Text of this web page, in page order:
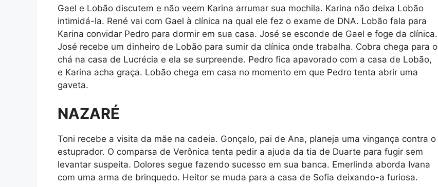
Gael e Lobão discutem e não veem Karina arrumar sua mochila. Karina não deixa Lobão
intimidá-la. René vai com Gael à clínica na qual ele fez o exame de DNA. Lobão fala para
Karina convidar Pedro para dormir em sua casa. José se esconde de Gael e foge da clínica.
José recebe um dinheiro de Lobão para sumir da clínica onde trabalha. Cobra chega para o
chá na casa de Lucrécia e ela se surpreende. Pedro fica apavorado com a casa de Lobão,
e Karina acha graça. Lobão chega em casa no momento em que Pedro tenta abrir uma
gaveta.
NAZARÉ
Toni recebe a visita da mãe na cadeia. Gonçalo, pai de Ana, planeja uma vingança contra o
estuprador. O comparsa de Verônica tenta pedir a ajuda da tia de Duarte para fugir sem
levantar suspeita. Dolores segue fazendo sucesso em sua banca. Emerlinda aborda Ivana
com uma arma de brinquedo. Heitor se muda para a casa de Sofia deixando-a furiosa.